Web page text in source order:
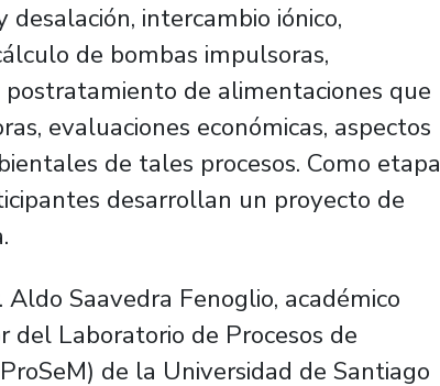
intercambio iónico,
de bombas impulsoras,
de alimentaciones que
evaluaciones económicas, aspectos
de tales procesos. Como etapa
desarrollan un proyecto de
Saavedra Fenoglio, académico
Laboratorio de Procesos de
de la Universidad de Santiago